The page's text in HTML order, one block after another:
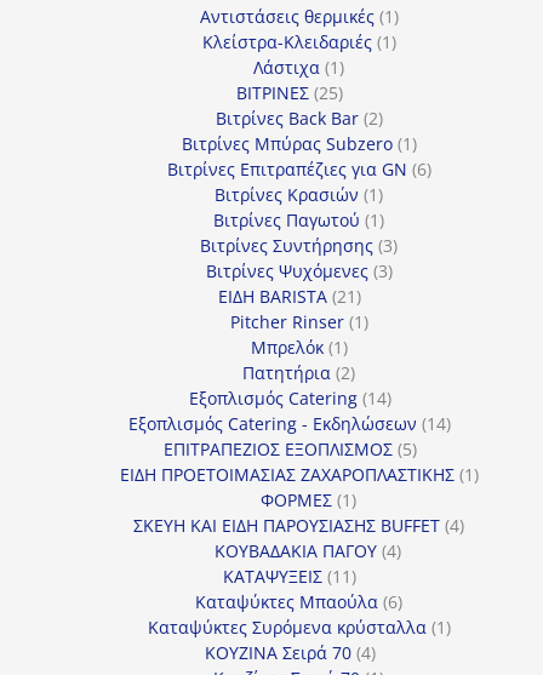
προϊόντα
Αντιστάσεις θερμικές 11
προϊόν
Κλείστρα-Κλειδαριές 11
Λάστιχα 11
προϊόν
ΒΙΤΡΙΝΕΣ 2525
προϊόντα
Βιτρίνες Back Bar 22
προϊόντα
Βιτρίνες Mπύρας Subzero 11
προϊόν
Βιτρίνες Επιτραπέζιες για GN 66
Βιτρίνες Κρασιών 11
προϊόν
Βιτρίνες Παγωτού 11
προϊόν
Βιτρίνες Συντήρησης 33
προϊόντα
Βιτρίνες Ψυχόμενες 33
ΕΙΔΗ BARISTA 2121
προϊόντα
Pitcher Rinser 11
Μπρελόκ 11
προϊόν
Πατητήρια 22
προϊόντα
Εξοπλισμός Catering 1414
προϊόντα
Εξοπλισμός Catering - Εκδηλώσεων 1414
ΕΠΙΤΡΑΠΕΖΙΟΣ ΕΞΟΠΛΙΣΜΟΣ 55
προϊόντα
ΕΙΔΗ ΠΡΟΕΤΟΙΜΑΣΙΑΣ ΖΑΧΑΡΟΠΛΑΣΤΙΚΗΣ 11
ΦΟΡΜΕΣ 11
προϊόν
ΣΚΕΥΗ ΚΑΙ ΕΙΔΗ ΠΑΡΟΥΣΙΑΣΗΣ BUFFET 44
ΚΟΥΒΑΔΑΚΙΑ ΠΑΓΟΥ 44
ΚΑΤΑΨΥΞΕΙΣ 1111
προϊόντα
Καταψύκτες Μπαούλα 66
προϊόντα
Καταψύκτες Συρόμενα κρύσταλλα 11
ΚΟΥΖΙΝΑ Σειρά 70 44